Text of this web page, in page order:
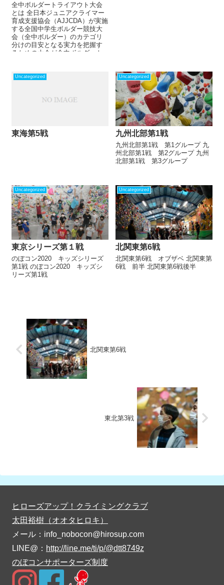
全中ボルダートライアウト大会
とは 全日本ジュニアクライマー
育成支援協会（AJJCDA）が実施
する全国中学生ボルダー競技大
会（全中ボルダー）のカテゴリ
分けの目安となる実力を把握す
るための大会が全中ボルダート
Uncategorized
東海第5戦
Uncategorized
九州北部第1戦
九州北部第1戦 第1グループ 九
州北部第1戦 第2グループ 九州
北部第1戦 第3グループ
Uncategorized
東京シリーズ第１戦
のぼコン2020 キッズシリーズ
第1戦 のぼコン2020 キッズシ
リーズ第1戦
Uncategorized
北関東第6戦
北関東第6戦 オブザベ 北関東第
6戦 前半 北関東第6戦後半
北関東第6戦
東北第3戦
ヒローズアップ！クライミングクラブ
太田裕樹（オオタヒロキ）
メール：info_nobocon@hirosup.com
LINE@： http://line.me/ti/p/@dtt8749z
のぼコンサポーターズ制度